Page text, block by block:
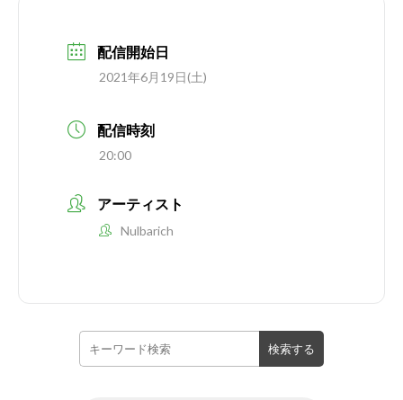
配信開始日
2021年6月19日(土)
配信時刻
20:00
アーティスト
Nulbarich